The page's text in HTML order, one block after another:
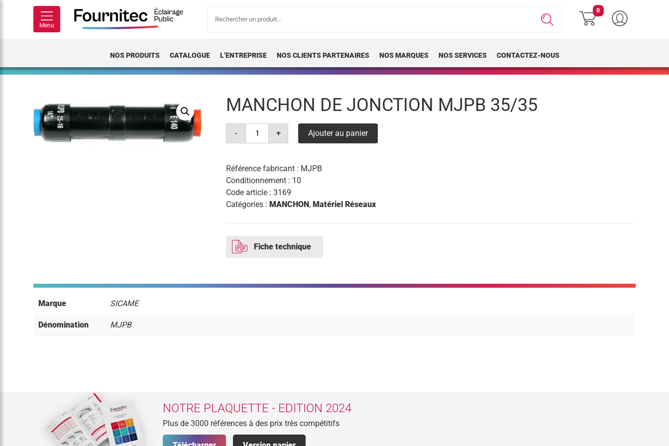
Menu
pour :
0
NOS PRODUITS CATALOGUE L’ENTREPRISE NOS CLIENTS PARTENAIRES NOS MARQUES NOS SERVICES CONTACTEZ-NOUS
MANCHON DE JONCTION MJPB 35/35
-
quantité
manchon
mjpb
35/35
+ Ajouter au panier
Référence fabricant : MJPB
Conditionnement : 10
Code article :3169
Catégories :MANCHON,Matériel Réseaux
Fiche technique
Marque SICAME
Dénomination MJPB
NOTRE PLAQUETTE - EDITION 2024
Plus de 3000 références à des prix très compétitifs